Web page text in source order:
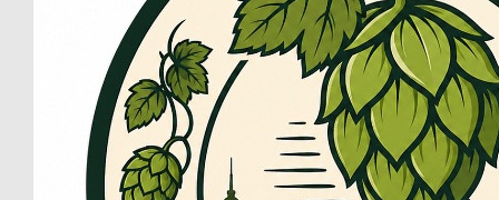
Thorsten Heider